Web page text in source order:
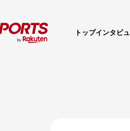
トップインタビ